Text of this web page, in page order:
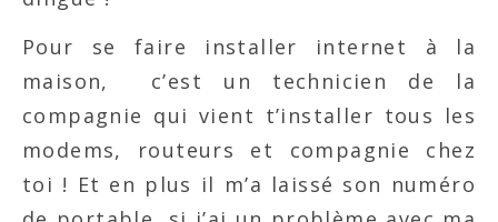
Pour se faire installer internet à la
maison, c’est un technicien de la
compagnie qui vient t’installer tous les
modems, routeurs et compagnie chez
toi ! Et en plus il m’a laissé son numéro